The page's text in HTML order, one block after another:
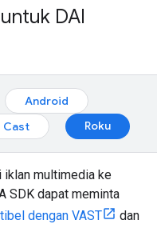
DAI
Android
Cast Roku
iklan multimedia ke
SDK dapat meminta
dengan VAST
dan